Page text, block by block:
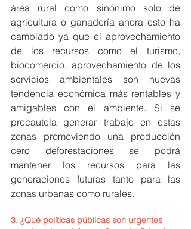
área rural como sinónimo solo de
agricultura o ganadería ahora esto ha
cambiado ya que el aprovechamiento
de los recursos como el turismo,
biocomercio, aprovechamiento de los
servicios ambientales son nuevas
tendencia económica más rentables y
amigables con el ambiente. Si se
precautela generar trabajo en estas
zonas promoviendo una producción
cero deforestaciones se podrá
mantener los recursos para las
generaciones futuras tanto para las
zonas urbanas como rurales.
3. ¿Qué políticas públicas son urgentes